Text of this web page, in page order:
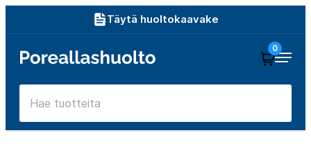
sisältöön
Täytä huoltokaavake
Poreallashuolto
0